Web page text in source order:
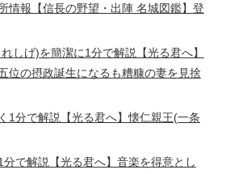
情報【信長の野望・出陣 名城図鑑】登
しげ)を簡潔に1分で解説【光る君へ】
位の摂政誕生になるも糟糠の妻を見捨
1分で解説【光る君へ】懐仁親王(一条
で解説【光る君へ】音楽を得意とし